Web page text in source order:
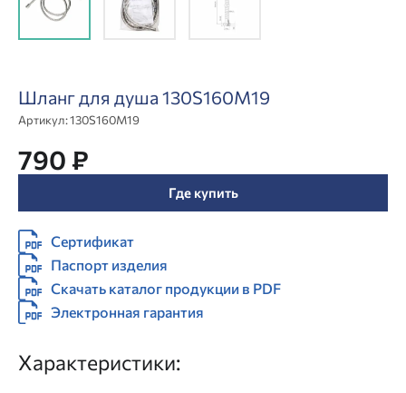
Шланг для душа 130S160M19
Артикул:130S160M19
790 ₽
Где купить
Сертификат
Паспорт изделия
Скачать каталог продукции в PDF
Электронная гарантия
Характеристики: